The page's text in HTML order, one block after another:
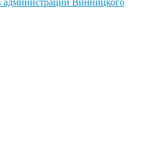
администрации Винницкого